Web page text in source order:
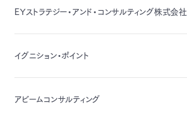
EYストラテジー・アンド・コンサルティング株式会社
イグニション・ポイント
アビームコンサルティング